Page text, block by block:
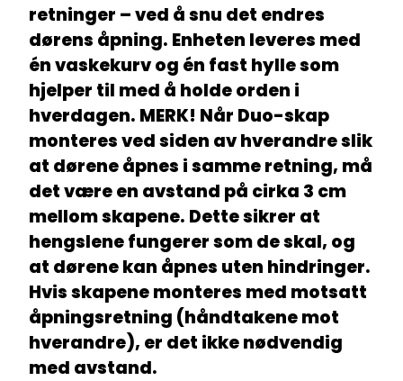
retninger – ved å snu det endres
dørens åpning. Enheten leveres med
én vaskekurv og én fast hylle som
hjelper til med å holde orden i
hverdagen. MERK! Når Duo-skap
monteres ved siden av hverandre slik
at dørene åpnes i samme retning, må
det være en avstand på cirka 3 cm
mellom skapene. Dette sikrer at
hengslene fungerer som de skal, og
at dørene kan åpnes uten hindringer.
Hvis skapene monteres med motsatt
åpningsretning (håndtakene mot
hverandre), er det ikke nødvendig
med avstand.